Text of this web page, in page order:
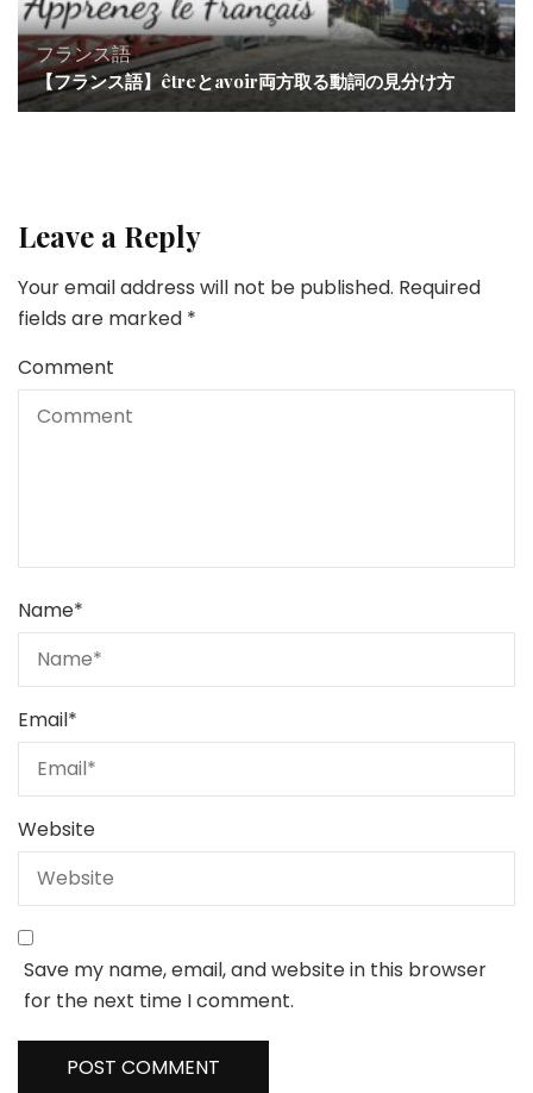
フランス語
【フランス語】êtreとavoir両方取る動詞の見分け方
Leave a Reply
Your email address will not be published. Required
fields are marked *
Comment
Name*
Email*
Website
Save my name, email, and website in this browser
for the next time I comment.